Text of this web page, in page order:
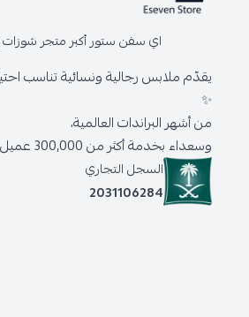
اي سفن ستور أكبر متجر شوزات
يقدّم ملابس رجالية ونسائية تناسب
✨
من أشهر البراندات العالمية،
وسعداء بخدمة أكثر من 300,000 عميل حول المملكة.
السجل التجاري
2031106284